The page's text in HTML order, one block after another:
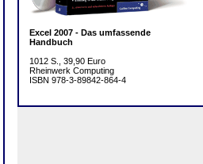
Excel 2007 - Das umfassende
Handbuch
1012 S., 39,90 Euro
Rheinwerk Computing
ISBN 978-3-89842-864-4